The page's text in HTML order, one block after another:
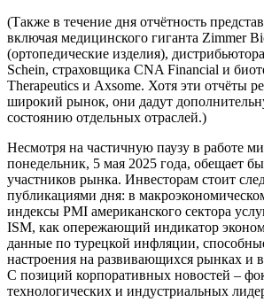
(Также в течение дня отчётность
включая медицинского гиганта Zimmer
(ортопедические изделия),
Schein, страховщика CNA Financial и
Therapeutics и Axsome. Хотя эти отчёты
широкий рынок, они дадут
состоянию отдельных отраслей.)
Несмотря на частичную паузу в работе
понедельник, 5 мая 2025 года, обещает
участников рынка. Инвесторам стоит
публикациями дня: в
индексы PMI американского сектора
ISM, как опережающий индикатор
данные по турецкой инфляции,
настроения на развивающихся рынках и
С позиций корпоративных новостей –
технологических и индустриальных